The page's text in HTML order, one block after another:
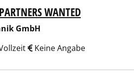
WANTED
GmbH
Keine Angabe